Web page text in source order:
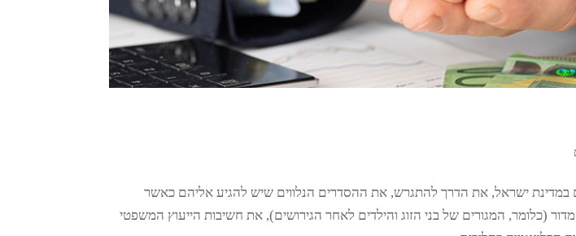
במדינת ישראל, את הדרך להתגרש, את ההסדרים הנלווים שיש להגיע אליהם כאשר
(כלומר, המגורים של בני הזוג והילדים לאחר הגירושים), את חשיבות הייעוץ המשפטי